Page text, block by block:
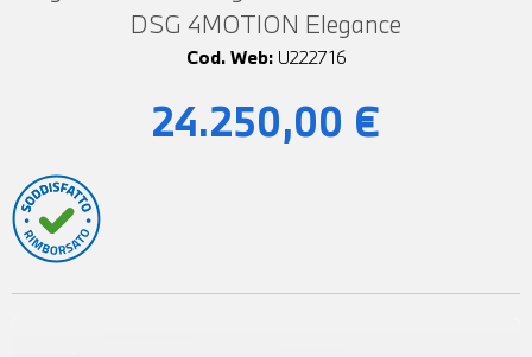
DSG 4MOTION Elegance
Cod. Web: U222716
24.250,00 €